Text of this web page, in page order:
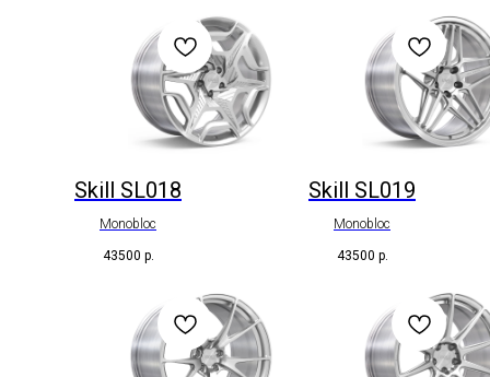
Skill SL018
Monobloc
43500 р.
Skill SL019
Monobloc
43500 р.